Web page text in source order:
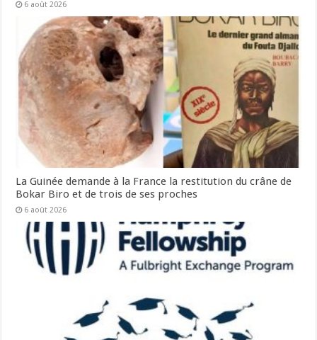
6 août 2026
La Guinée demande à la France la restitution du crâne de
Bokar Biro et de trois de ses proches
6 août 2026